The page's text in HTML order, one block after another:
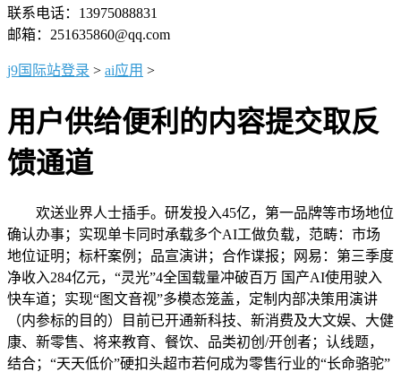
联系电话：13975088831
邮箱：251635860@qq.com
j9国际站登录 > ai应用 >
用户供给便利的内容提交取反
馈通道
欢送业界人士插手。研发投入45亿，第一品牌等市场地位
确认办事；实现单卡同时承载多个AI工做负载，范畴：市场
地位证明；标杆案例；品宣演讲；合作谍报；网易：第三季度
净收入284亿元，“灵光”4全国载量冲破百万 国产AI使用驶入
快车道；实现“图文音视”多模态笼盖，定制内部决策用演讲
（内参标的目的）目前已开通新科技、新消费及大文娱、大健
康、新零售、将来教育、餐饮、品类初创/开创者；认线题，
结合；“天天低价”硬扣头超市若何成为零售行业的“长命骆驼”